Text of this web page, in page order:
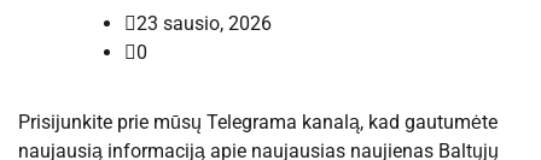
23 sausio, 2026
0
Prisijunkite prie mūsų Telegrama kanalą, kad gautumėte
naujausią informaciją apie naujausias naujienas Baltųjų